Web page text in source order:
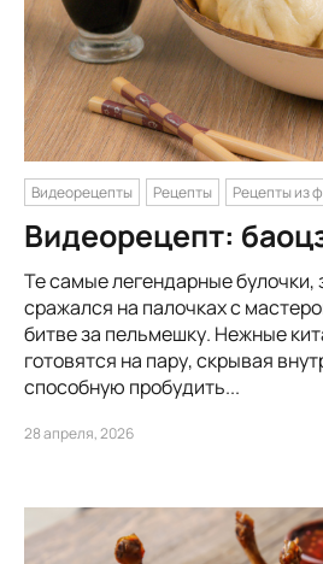
Видеорецепты Рецепты Рецепты из
Видеорецепт:
Те самые легендарные булочки,
сражался на палочках с
битве за пельмешку. Нежные
готовятся на пару, скрывая
способную пробудить...
28 апреля, 2026